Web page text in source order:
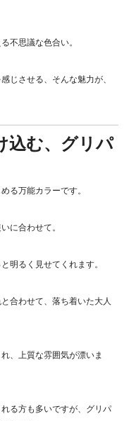
不思議な色合い。
じさせる、そんな魅力が、
込む、グリパ
る万能カラーです。
に合わせて。
明るく見せてくれます。
合わせて、落ち着いた大人
、上質な雰囲気が漂いま
る方も多いですが、グリパ